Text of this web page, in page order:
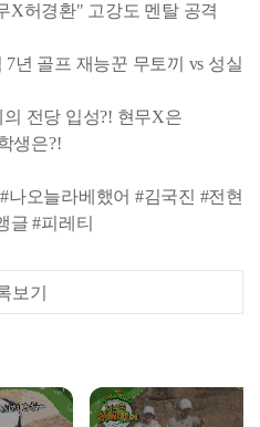
허경환" 고강도 멘탈 공격
년 골프 재능꾼 무토끼 vs 성실
전당 입성?! 현무X은
생은?!
나오늘라베했어 #김국진 #전현
글 #피레티
보기